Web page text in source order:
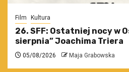
Film Kultura
26. SFF: Ostatniej nocy w
sierpnia” Joachima Triera
05/08/2026 Maja Grabowska